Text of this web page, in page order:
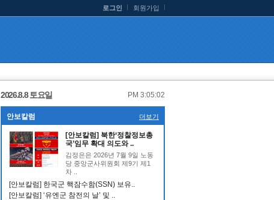
로그인 회원가입
2026.8.8 토요일 PM 3:05:03
안보칼럼 더보기
[안보칼럼] 북한‘정찰정보총
국’임무 확대 의도와 ..
김정은은 2026년 7월 9일 노동
당 중앙군사위원회 제9기 제1
차 ..
[안보칼럼] 한국군 핵잠수함(SSN) 보유..
[안보칼럼] ‘유엔군 참전의 날’ 및 ..